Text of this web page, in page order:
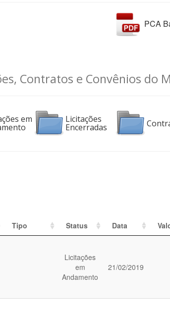
PCA
Contratos e Convênios do
em Licitações
Encerradas
Tipo Status Data
Licitações
em
Andamento
21/02/2019